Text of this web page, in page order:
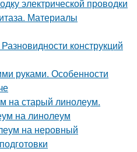
электрической проводки
Материалы
конструкций
руками. Особенности
на старый линолеум.
на линолеум
на неровный